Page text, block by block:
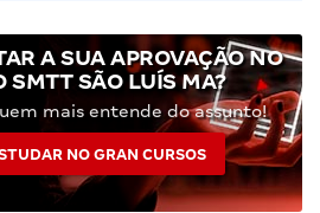
A SUA APROVAÇÃO NO
SMTT SÃO LUÍS MA?
mais entende do assunto!
NO GRAN CURSOS